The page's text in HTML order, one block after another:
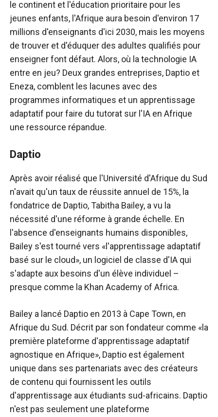
le continent et l'éducation prioritaire pour les
jeunes enfants, l'Afrique aura besoin d'environ 17
millions d'enseignants d'ici 2030, mais les moyens
de trouver et d'éduquer des adultes qualifiés pour
enseigner font défaut. Alors, où la technologie IA
entre en jeu? Deux grandes entreprises, Daptio et
Eneza, comblent les lacunes avec des
programmes informatiques et un apprentissage
adaptatif pour faire du tutorat sur l'IA en Afrique
une ressource répandue.
Daptio
Après avoir réalisé que l'Université d'Afrique du Sud
n'avait qu'un taux de réussite annuel de 15%, la
fondatrice de Daptio, Tabitha Bailey, a vu la
nécessité d'une réforme à grande échelle. En
l'absence d'enseignants humains disponibles,
Bailey s'est tourné vers «l'apprentissage adaptatif
basé sur le cloud», un logiciel de classe d'IA qui
s'adapte aux besoins d'un élève individuel –
presque comme la Khan Academy of Africa.
Bailey a lancé Daptio en 2013 à Cape Town, en
Afrique du Sud. Décrit par son fondateur comme «la
première plateforme d'apprentissage adaptatif
agnostique en Afrique», Daptio est également
unique dans ses partenariats avec des créateurs
de contenu qui fournissent les outils
d'apprentissage aux étudiants sud-africains. Daptio
n'est pas seulement une plateforme